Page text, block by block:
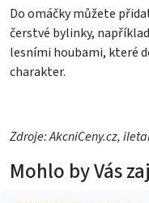
Do omáčky můžete
čerstvé bylinky,
lesními houbami, které
charakter.
Zdroje: AkcniCeny.cz,
Mohlo by Vás